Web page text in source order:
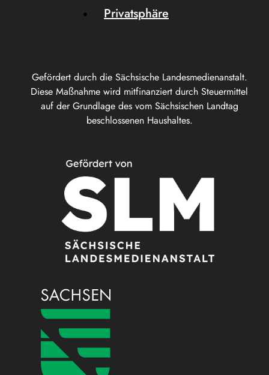
Gefördert durch die Sächsische Landesmedienanstalt.
Diese Maßnahme wird mitfinanziert durch Steuermittel
auf der Grundlage des vom Sächsischen Landtag
beschlossenen Haushaltes.
Privatsphäre